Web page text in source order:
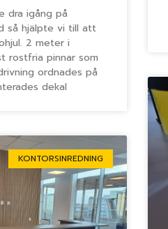
dra igång på
så hjälpte vi till att
2 meter i
rostfria pinnar som
ordnades på
dekal
KONTORSINREDNING